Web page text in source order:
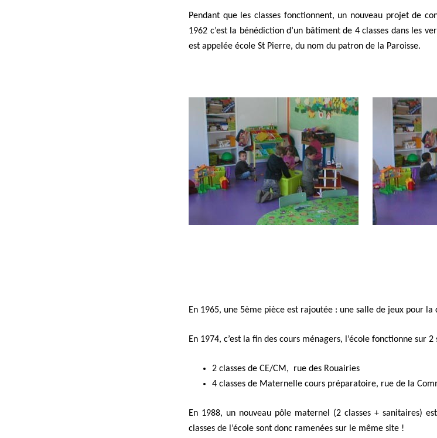
Pendant que les classes fonctionnent, un nouveau projet de
1962 c’est la bénédiction d’un bâtiment de 4 classes dans les
est appelée école St Pierre, du nom du patron de la Paroisse.
En 1965, une 5ème pièce est rajoutée : une salle de jeux pour la
En 1974, c’est la fin des cours ménagers, l’école fonctionne sur 2
2 classes de CE/CM, rue des Rouairies
4 classes de Maternelle cours préparatoire, rue de la
En 1988, un nouveau pôle maternel (2 classes + sanitaires)
classes de l’école sont donc ramenées sur le même site !